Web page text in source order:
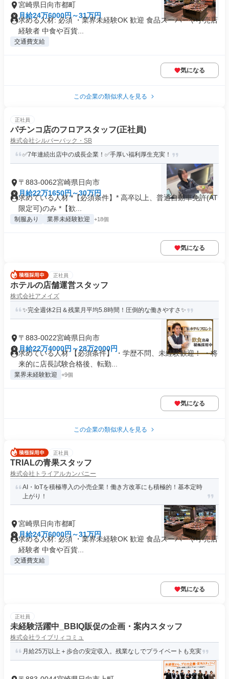
宮崎県日向市都町
月給24万6000円～31万円
求める人材: 必須 ・業界未経験OK 歓迎 食品スーパーや小売店
経験者 中食や百貨...
交通費支給
気になる
この企業の類似求人を見る
正社員
パチンコ店のフロアスタッフ(正社員)
株式会社シルバーバック・SB
✅7年連続出店中の成長企業！✅手厚い福利厚生充実！
〒883-0062宮崎県日向市
月給22万1650円～30万円
求めている人材 *【必須条件】* 高卒以上、普通自動車免許(AT
限定可)のみ *【歓...
制服あり 業界未経験歓迎 +18個
気になる
正社員
ホテルの店舗運営スタッフ
株式会社アメイズ
✨完全週休2日＆残業月平均5.8時間！圧倒的な働きやすさ✨
〒883-0022宮崎県日向市
月給22万4000円～28万2000円
求めている人材 【必須条件】 ・学歴不問、未経験歓迎！ ・将
来的に店長試験合格後、転勤...
業界未経験歓迎 +9個
気になる
この企業の類似求人を見る
正社員
TRIALの青果スタッフ
株式会社トライアルカンパニー
AI・IoTを積極導入の小売企業！働き方改革にも積極的！基本定時
上がり！
宮崎県日向市都町
月給24万6000円～31万円
求める人材: 必須 ・業界未経験OK 歓迎 食品スーパーや小売店
経験者 中食や百貨...
交通費支給
気になる
正社員
未経験活躍中_BBIQ販促の企画・案内スタッフ
株式会社ライブリィコミュ
月給25万以上＋歩合の安定収入。残業なしでプライベートも充実